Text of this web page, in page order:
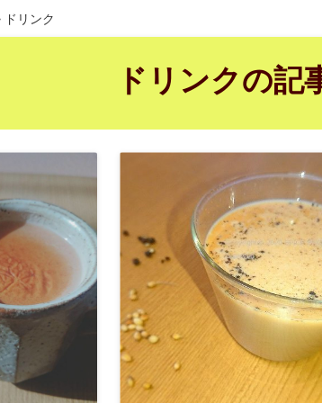
ドリンク
ドリンクの記